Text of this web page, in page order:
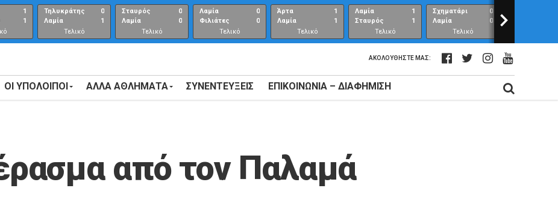
1
1
Τηλυκράτης
Λαμία
0
1
Τελικό
αποτέλεσμα
Σταυρός
Λαμία
0
0
Τελικό
αποτέλεσμα
Λαμία
Φιλιάτες
0
0
Τελικό
Αποτέλεσμα
Άρτα
Λαμία
1
1
Τελικό
αποτέλεσμα
Λαμία
Σταυρός
1
1
Τελικό
αποτέλεσμα
Σχηματάρι
Λαμία
0
0
Τελικό
αποτέλεσμα
>
ΑΚΟΛΟΥΘΉΣΤΕ ΜΑΣ:
ΟΙ ΥΠΟΛΟΙΠΟΙ ΑΛΛΑ ΑΘΛΗΜΑΤΑ ΣΥΝΕΝΤΕΎΞΕΙΣ ΕΠΙΚΟΙΝΩΝΊΑ – ΔΙΑΦΉΜΙΣΗ
από τον Παλαμά